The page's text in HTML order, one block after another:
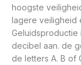
hoogste
lagere veiligheid
Geluidsproductie
decibel aan. de
de letters A. B of